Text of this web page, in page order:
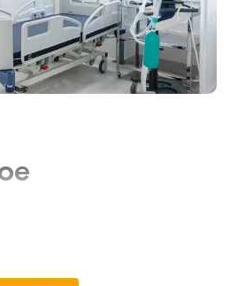
оборудование по
качества, то обратите